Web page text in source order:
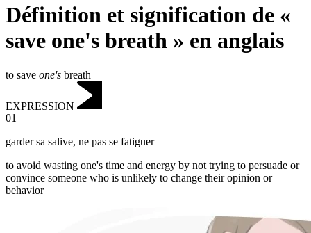
Définition et signification de «
save one's breath » en anglais
to save one's breath
EXPRESSION
01
garder sa salive, ne pas se fatiguer
to avoid wasting one's time and energy by not trying to persuade or
convince someone who is unlikely to change their opinion or
behavior